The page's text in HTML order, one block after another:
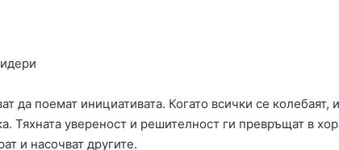
да поемат инициативата. Когато всички се колебаят,
Тяхната увереност и решителност ги превръщат в
и насочват другите.